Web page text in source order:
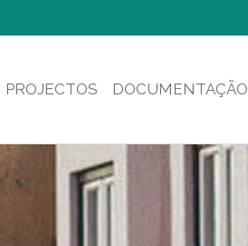
PROJECTOS DOCUMENTAÇÃO